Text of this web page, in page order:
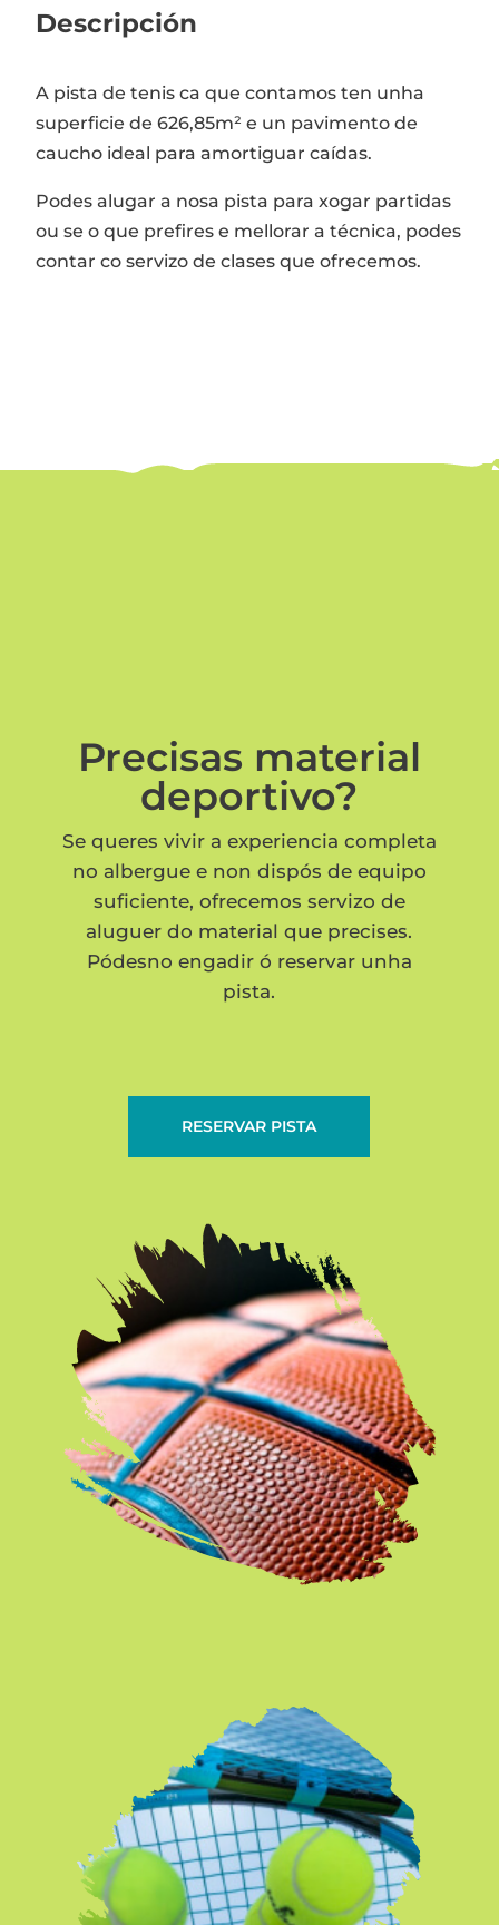
Descripción
A pista de tenis ca que contamos ten unha
superficie de 626,85m² e un pavimento de
caucho ideal para amortiguar caídas.
Podes alugar a nosa pista para xogar partidas
ou se o que prefires e mellorar a técnica, podes
contar co servizo de clases que ofrecemos.
Precisas material
deportivo?
Se queres vivir a experiencia completa
no albergue e non dispós de equipo
suficiente, ofrecemos servizo de
aluguer do material que precises.
Pódesno engadir ó reservar unha
pista.
RESERVAR PISTA